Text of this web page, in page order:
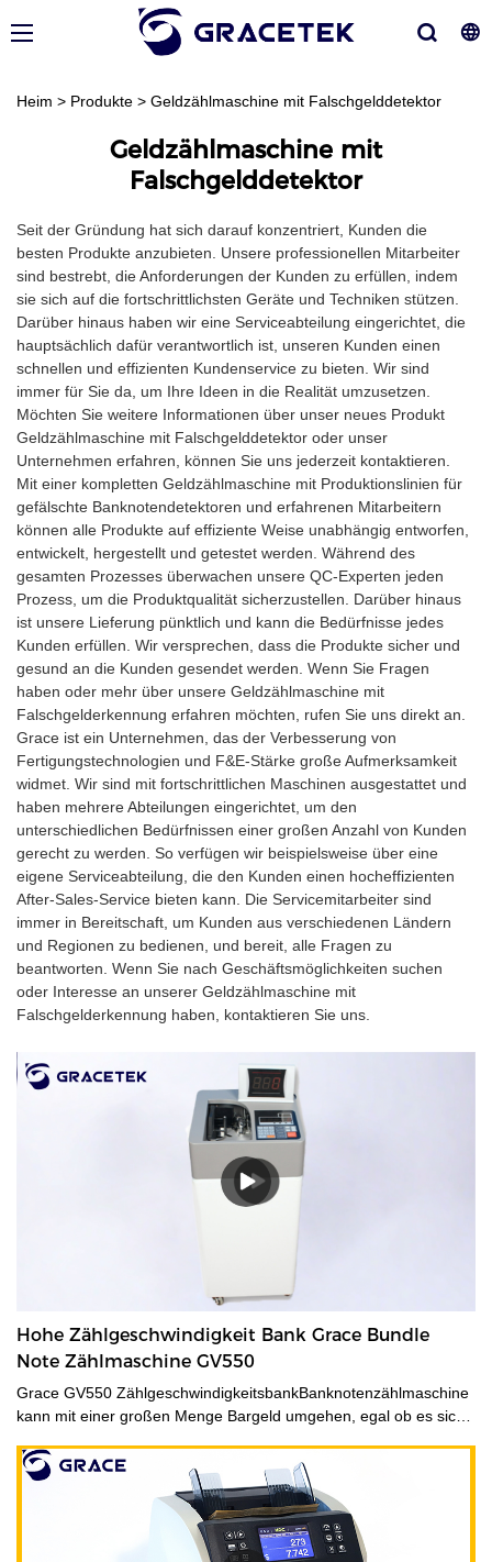
Heim > Produkte > Geldzählmaschine mit Falschgelddetektor
Geldzählmaschine mit
Falschgelddetektor
Seit der Gründung hat sich darauf konzentriert, Kunden die
besten Produkte anzubieten. Unsere professionellen Mitarbeiter
sind bestrebt, die Anforderungen der Kunden zu erfüllen, indem
sie sich auf die fortschrittlichsten Geräte und Techniken stützen.
Darüber hinaus haben wir eine Serviceabteilung eingerichtet, die
hauptsächlich dafür verantwortlich ist, unseren Kunden einen
schnellen und effizienten Kundenservice zu bieten. Wir sind
immer für Sie da, um Ihre Ideen in die Realität umzusetzen.
Möchten Sie weitere Informationen über unser neues Produkt
Geldzählmaschine mit Falschgelddetektor oder unser
Unternehmen erfahren, können Sie uns jederzeit kontaktieren.
Mit einer kompletten Geldzählmaschine mit Produktionslinien für
gefälschte Banknotendetektoren und erfahrenen Mitarbeitern
können alle Produkte auf effiziente Weise unabhängig entworfen,
entwickelt, hergestellt und getestet werden. Während des
gesamten Prozesses überwachen unsere QC-Experten jeden
Prozess, um die Produktqualität sicherzustellen. Darüber hinaus
ist unsere Lieferung pünktlich und kann die Bedürfnisse jedes
Kunden erfüllen. Wir versprechen, dass die Produkte sicher und
gesund an die Kunden gesendet werden. Wenn Sie Fragen
haben oder mehr über unsere Geldzählmaschine mit
Falschgelderkennung erfahren möchten, rufen Sie uns direkt an.
Grace ist ein Unternehmen, das der Verbesserung von
Fertigungstechnologien und F&E-Stärke große Aufmerksamkeit
widmet. Wir sind mit fortschrittlichen Maschinen ausgestattet und
haben mehrere Abteilungen eingerichtet, um den
unterschiedlichen Bedürfnissen einer großen Anzahl von Kunden
gerecht zu werden. So verfügen wir beispielsweise über eine
eigene Serviceabteilung, die den Kunden einen hocheffizienten
After-Sales-Service bieten kann. Die Servicemitarbeiter sind
immer in Bereitschaft, um Kunden aus verschiedenen Ländern
und Regionen zu bedienen, und bereit, alle Fragen zu
beantworten. Wenn Sie nach Geschäftsmöglichkeiten suchen
oder Interesse an unserer Geldzählmaschine mit
Falschgelderkennung haben, kontaktieren Sie uns.
Hohe Zählgeschwindigkeit Bank Grace Bundle
Note Zählmaschine GV550
Grace GV550 ZählgeschwindigkeitsbankBanknotenzählmaschine
kann mit einer großen Menge Bargeld umgehen, egal ob es sich
handelt. Diese Hochleistungs-Geldzähler sparen Zeit bei
Aufgaben wie dem Zählen von umreiften oder gebündelten
Banknoten. Mit ihren schnellen und benutzerfreundlichen
Bedienelementen können sie auch große Mengen gemischter
Stückelungen in Sekundenschnelle zählen.